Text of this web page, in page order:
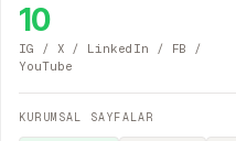
10
IG / X / LinkedIn / FB /
YouTube
KURUMSAL SAYFALAR